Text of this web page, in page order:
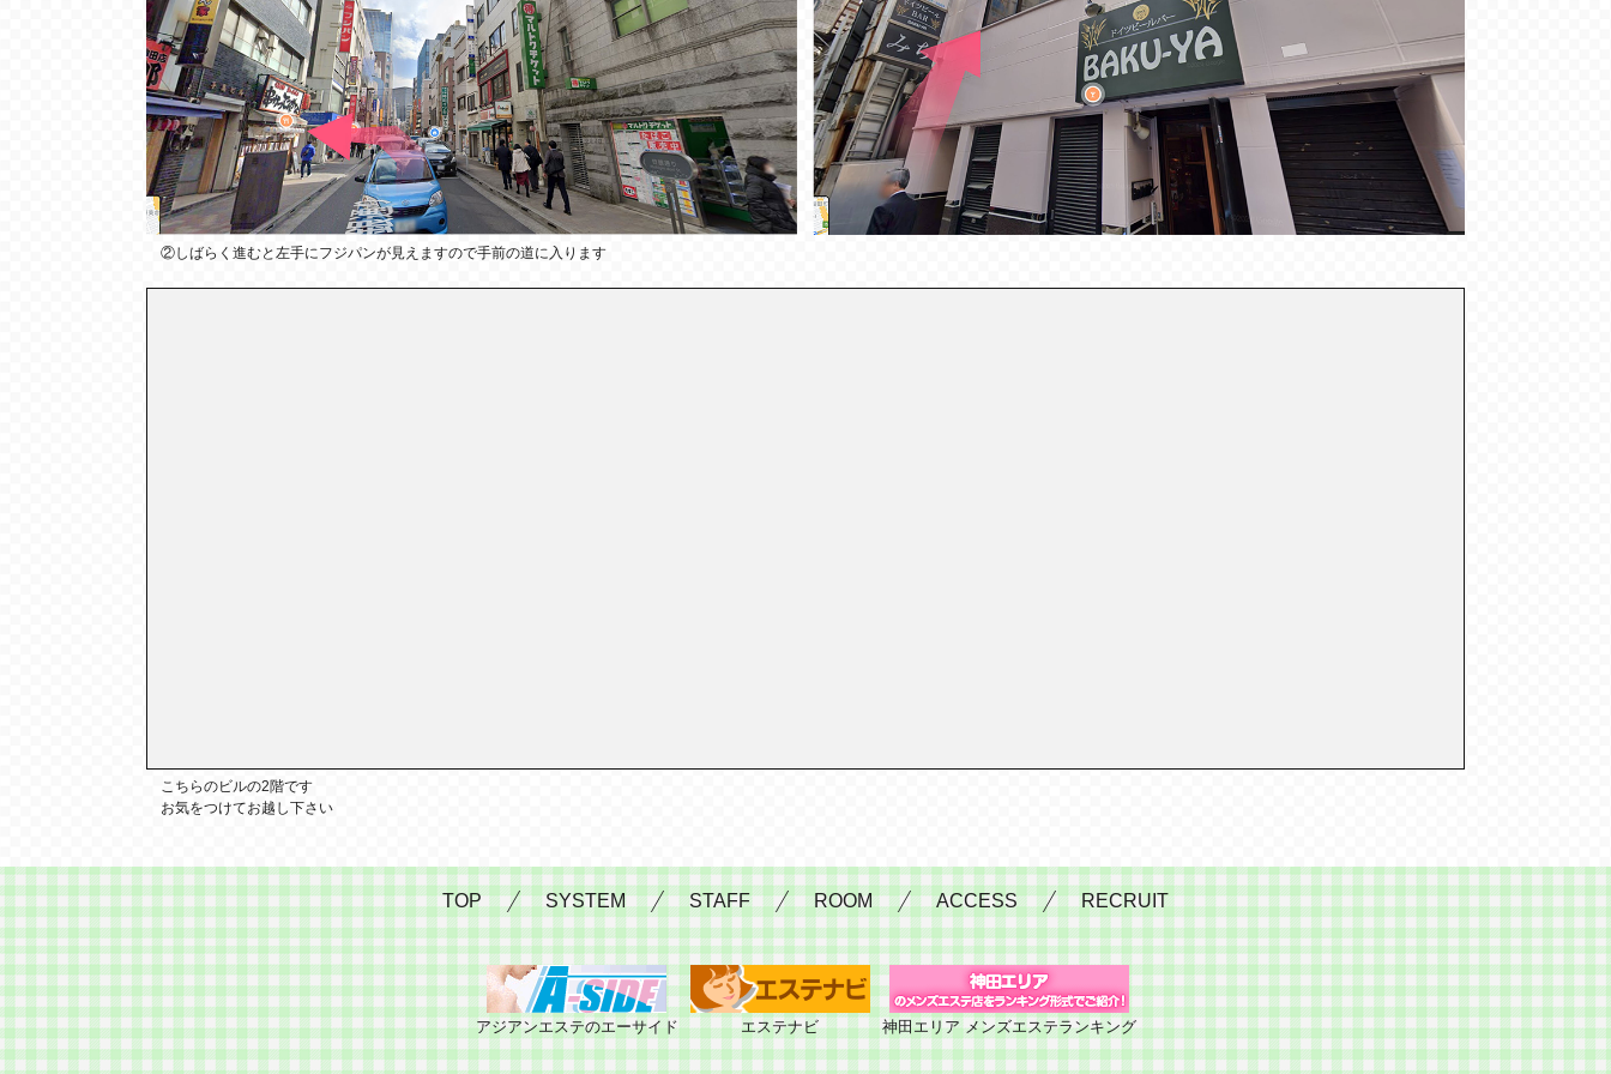
②しばらく進むと左手にフジパンが見えますので手前の道に入ります
こちらのビルの2階です
お気をつけてお越し下さい
TOP SYSTEM STAFF ROOM ACCESS RECRUIT
アジアンエステのエーサイド エステナビ 神田エリア メンズエステランキング